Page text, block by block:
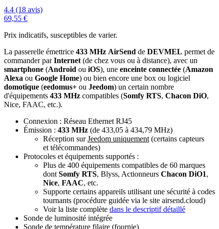
4.4 (18 avis)
69,55 €
Prix indicatifs, susceptibles de varier.
La passerelle émettrice 433 MHz AirSend de DEVMEL permet de
commander parInternet (de chez vous ou à distance), avec un
smartphone (Android ou iOS), une enceinte connectée (Amazon
Alexa ou Google Home) ou bien encore une box ou logiciel
domotique (eedomus+ ou Jeedom) un certain nombre
d'équipements 433 MHz compatibles (Somfy RTS, Chacon DiO,
Nice, FAAC, etc.).
Connexion : Réseau Ethernet RJ45
Émission : 433 MHz (de 433,05 à 434,79 MHz)
Réception surJeedom uniquement (certains capteurs
et télécommandes)
Protocoles et équipements supportés :
Plus de 400 équipements compatibles de 60 marques
dont Somfy RTS, Blyss, Actionneurs Chacon DiO1,
Nice, FAAC, etc.
Supporte certains appareils utilisant une sécurité à codes
tournants (procédure guidée via le site airsend.cloud)
Voir la liste complète dans le descriptif détaillé
Sonde de luminosité intégrée
Sonde de température filaire (fournie)